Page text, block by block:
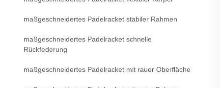
maßgeschneidertes Padelracket stabiler Rahmen
maßgeschneidertes Padelracket schnelle
Rückfederung
maßgeschneidertes Padelracket mit rauer Oberfläche